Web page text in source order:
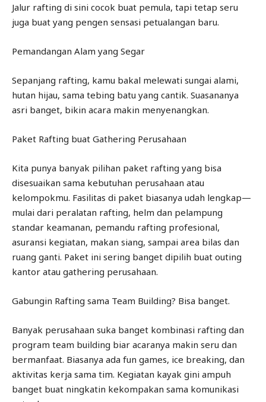
Jalur rafting di sini cocok buat pemula, tapi tetap seru
juga buat yang pengen sensasi petualangan baru.
Pemandangan Alam yang Segar
Sepanjang rafting, kamu bakal melewati sungai alami,
hutan hijau, sama tebing batu yang cantik. Suasananya
asri banget, bikin acara makin menyenangkan.
Paket Rafting buat Gathering Perusahaan
Kita punya banyak pilihan paket rafting yang bisa
disesuaikan sama kebutuhan perusahaan atau
kelompokmu. Fasilitas di paket biasanya udah lengkap—
mulai dari peralatan rafting, helm dan pelampung
standar keamanan, pemandu rafting profesional,
asuransi kegiatan, makan siang, sampai area bilas dan
ruang ganti. Paket ini sering banget dipilih buat outing
kantor atau gathering perusahaan.
Gabungin Rafting sama Team Building? Bisa banget.
Banyak perusahaan suka banget kombinasi rafting dan
program team building biar acaranya makin seru dan
bermanfaat. Biasanya ada fun games, ice breaking, dan
aktivitas kerja sama tim. Kegiatan kayak gini ampuh
banget buat ningkatin kekompakan sama komunikasi